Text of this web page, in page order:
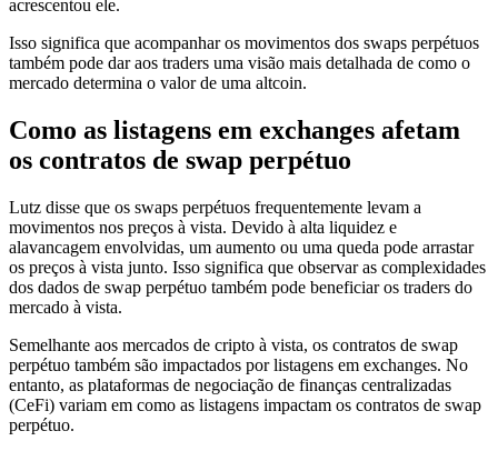
acrescentou ele.
Isso significa que acompanhar os movimentos dos swaps perpétuos
também pode dar aos traders uma visão mais detalhada de como o
mercado determina o valor de uma altcoin.
Como as listagens em exchanges afetam
os contratos de swap perpétuo
Lutz disse que os swaps perpétuos frequentemente levam a
movimentos nos preços à vista. Devido à alta liquidez e
alavancagem envolvidas, um aumento ou uma queda pode arrastar
os preços à vista junto. Isso significa que observar as complexidades
dos dados de swap perpétuo também pode beneficiar os traders do
mercado à vista.
Semelhante aos mercados de cripto à vista, os contratos de swap
perpétuo também são impactados por listagens em exchanges. No
entanto, as plataformas de negociação de finanças centralizadas
(CeFi) variam em como as listagens impactam os contratos de swap
perpétuo.